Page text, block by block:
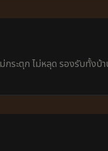
กระตุก ไม่หลุด รองรับทั้งบ้